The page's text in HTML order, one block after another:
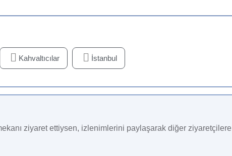
Kahvaltıcılar İstanbul
ziyaret ettiysen, izlenimlerini paylaşarak diğer ziyaretçilere